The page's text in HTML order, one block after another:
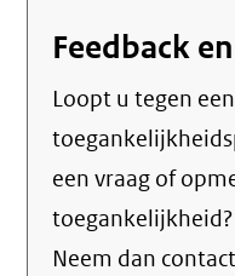
Feedback
Loopt u tegen een
een vraag of
toegankelijkheid?
Neem dan